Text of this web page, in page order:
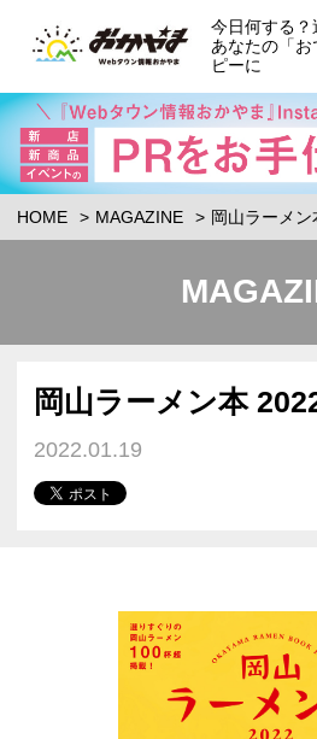
今日何する？
あなたの「お
ピーに
HOME MAGAZINE 岡山ラーメン
岡山ラーメン本
2022.01.19